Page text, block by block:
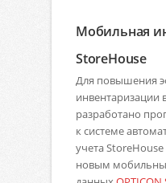
Мобильная
StoreHouse
Для повышения
инвентаризации
разработано
к системе
учета
новым